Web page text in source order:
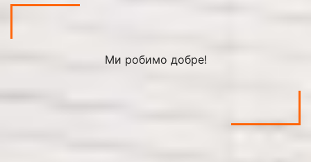
Ми робимо добре!